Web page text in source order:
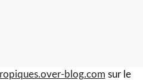
blog.com sur le